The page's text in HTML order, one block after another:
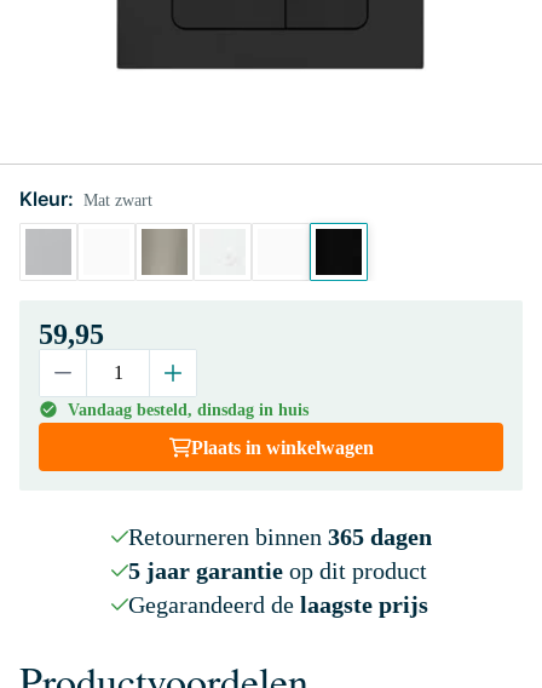
Kleur: Mat zwart
59,95
Vandaag besteld, dinsdag in huis
Plaats in winkelwagen
Retourneren binnen 365 dagen
5 jaar garantieop dit product
Gegarandeerd de laagste prijs